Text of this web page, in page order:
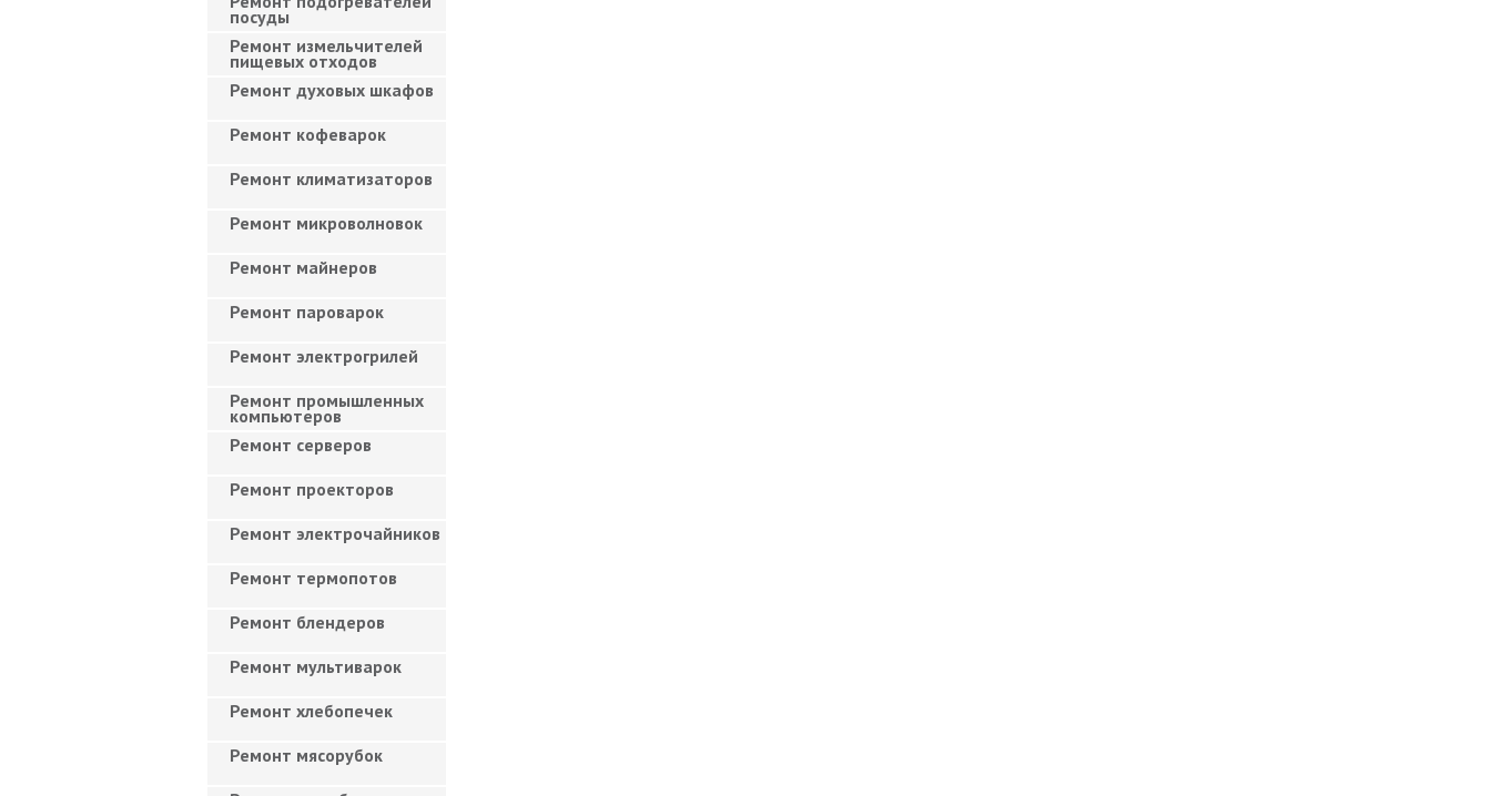
посуды
Ремонт измельчителей
пищевых отходов
Ремонт духовых шкафов
Ремонт кофеварок
Ремонт климатизаторов
Ремонт микроволновок
Ремонт майнеров
Ремонт пароварок
Ремонт электрогрилей
Ремонт промышленных
компьютеров
Ремонт серверов
Ремонт проекторов
Ремонт электрочайников
Ремонт термопотов
Ремонт блендеров
Ремонт мультиварок
Ремонт хлебопечек
Ремонт мясорубок